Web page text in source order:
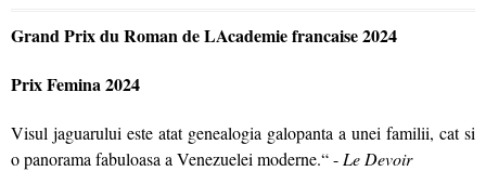
Grand Prix du Roman de LAcademie francaise 2024
Prix Femina 2024
Visul jaguarului este atat genealogia galopanta a unei familii, cat si
o panorama fabuloasa a Venezuelei moderne.“ - Le Devoir